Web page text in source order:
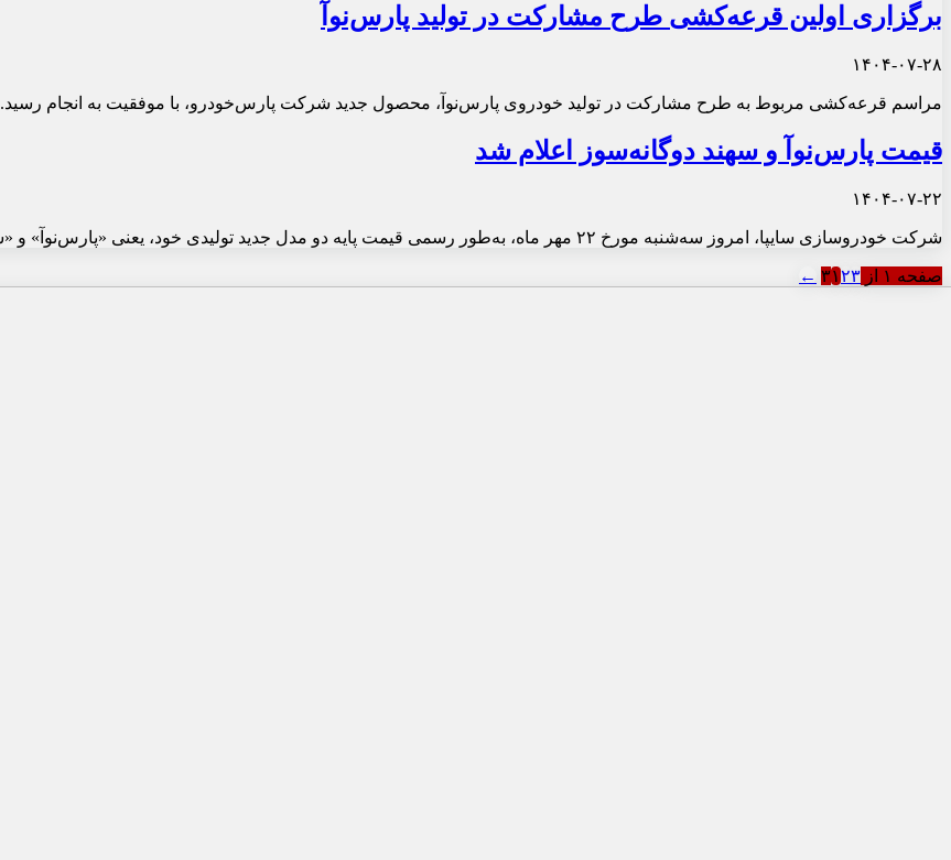
برگزاری اولین قرعه‌کشی طرح مشارکت در تولید پارس‌نوآ
۱۴۰۴-۰۷-۲۸
مراسم قرعه‌کشی مربوط به طرح مشارکت در تولید خودروی پارس‌نوآ، محصول جدید شرکت پارس‌خودرو، با موفقیت به انجام رسید.
قیمت پارس‌نوآ و سهند دوگانه‌سوز اعلام شد
۱۴۰۴-۰۷-۲۲
شرکت خودروسازی سایپا، امروز سه‌شنبه مورخ ۲۲ مهر ماه، به‌طور رسمی قیمت پایه دو مدل جدید تولیدی خود، یعنی «پارس‌نوآ» و «سهند دوگانه‌سوز» را منتشر کرد.
صفحه ۱ از ۳ ۱۲۳ ←